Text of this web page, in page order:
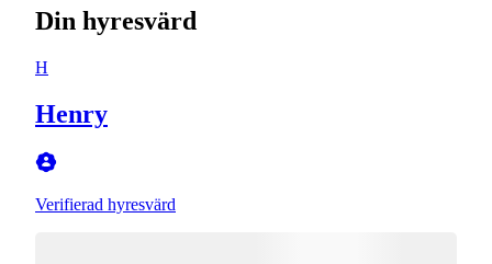
Din hyresvärd
H
Henry
Verifierad hyresvärd